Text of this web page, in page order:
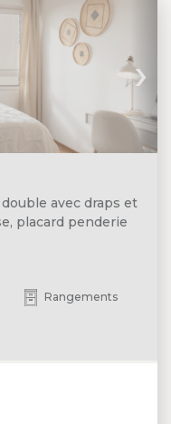
›
avec draps et
placard penderie
Rangements